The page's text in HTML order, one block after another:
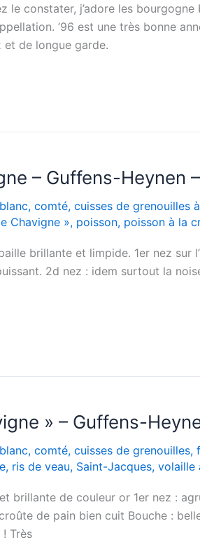
constater, j’adore les
’96 est une très bonne
et de longue garde.
– Guffens-Heynen
blanc, comté, cuisses de grenouilles
Chavigne », poisson, poisson à la
brillante et limpide. 1er nez sur
2d nez : idem surtout la
» – Guffens-
blanc, comté, cuisses de grenouilles,
, ris de veau, Saint-Jacques, volaille
de couleur or 1er nez :
de pain bien cuit Bouche :
Très